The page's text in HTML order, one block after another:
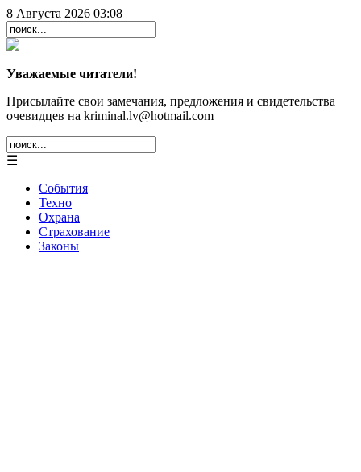
8 Августа 2026 03:08
Уважаемые читатели!
Присылайте свои замечания, предложения и свидетельства
очевидцев на kriminal.lv@hotmail.com
☰
События
Техно
Охрана
Страхование
Законы